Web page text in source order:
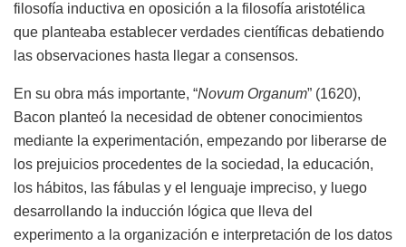
filosofía inductiva en oposición a la filosofía aristotélica
que planteaba establecer verdades científicas debatiendo
las observaciones hasta llegar a consensos.
En su obra más importante, “Novum Organum” (1620),
Bacon planteó la necesidad de obtener conocimientos
mediante la experimentación, empezando por liberarse de
los prejuicios procedentes de la sociedad, la educación,
los hábitos, las fábulas y el lenguaje impreciso, y luego
desarrollando la inducción lógica que lleva del
experimento a la organización e interpretación de los datos